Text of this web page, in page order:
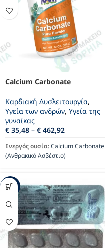
Calcium Carbonate
Καρδιακή Δυσλειτουργία,
Υγεία των ανδρών, Υγεία της
γυναίκας
€ 35,48 – € 462,92
Ενεργός ουσία:Calcium Carbonate
(Ανθρακικό Ασβέστιο)
-24%